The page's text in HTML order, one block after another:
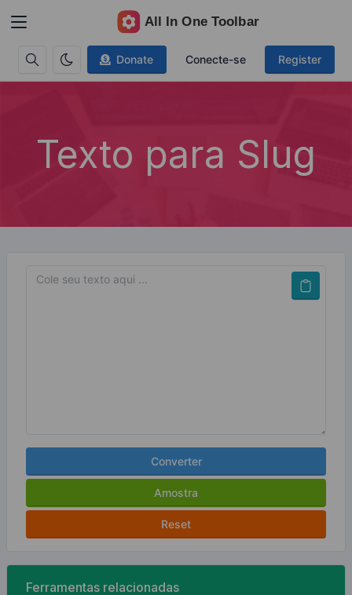
Donate Conecte-se Register
Texto para Slug
Converter
Amostra
Reset
Ferramentas relacionadas